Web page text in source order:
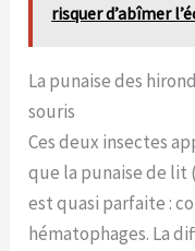
risquer d’abîmer
La punaise des
souris
Ces deux insectes
que la punaise de lit
est quasi parfaite :
hématophages. La